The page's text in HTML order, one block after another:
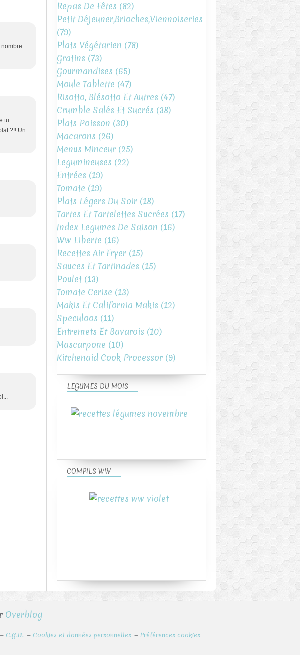
tu
?!! Un
Repas De Fêtes (82)
Petit Déjeuner,brioches,viennoiseries
(79)
Plats Végétarien (78)
Gratins (73)
Gourmandises (65)
Moule Tablette (47)
Risotto, Blésotto Et Autres (47)
Crumble Salés Et Sucrés (38)
Plats Poisson (30)
Macarons (26)
Menus Minceur (25)
Legumineuses (22)
Entrées (19)
Tomate (19)
Plats Légers Du Soir (18)
Tartes Et Tartelettes Sucrées (17)
Index Legumes De Saison (16)
Ww Liberte (16)
Recettes Air Fryer (15)
Sauces Et Tartinades (15)
Poulet(13)
Tomate Cerise (13)
Makis Et California Makis (12)
Speculoos (11)
Entremets Et Bavarois (10)
Mascarpone (10)
Kitchenaid Cook Processor (9)
LEGUMES DU MOIS
COMPILS WW
Overblog
C.G.U. Cookies et données personnelles Préférences cookies